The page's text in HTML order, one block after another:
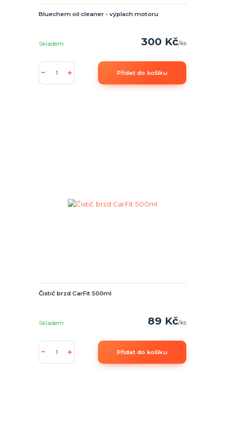
Bluechem oil cleaner - výplach motoru
300 Kč/ks
Skladem
Přidat do košíku
Čistič brzd CarFit 500ml
89 Kč/ks
Skladem
Přidat do košíku